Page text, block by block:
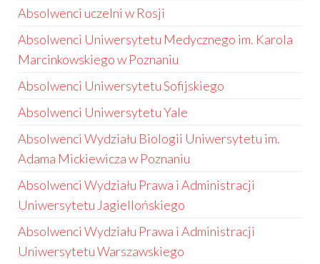
Absolwenci uczelni w Rosji
Absolwenci Uniwersytetu Medycznego im. Karola
Marcinkowskiego w Poznaniu
Absolwenci Uniwersytetu Sofijskiego
Absolwenci Uniwersytetu Yale
Absolwenci Wydziału Biologii Uniwersytetu im.
Adama Mickiewicza w Poznaniu
Absolwenci Wydziału Prawa i Administracji
Uniwersytetu Jagiellońskiego
Absolwenci Wydziału Prawa i Administracji
Uniwersytetu Warszawskiego